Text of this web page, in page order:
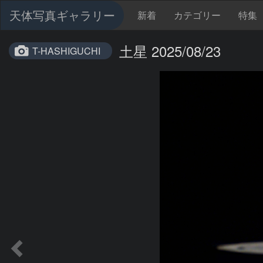
天体写真ギャラリー 新着 カテゴリー 特集
T-HASHIGUCHI 土星 2025/08/23